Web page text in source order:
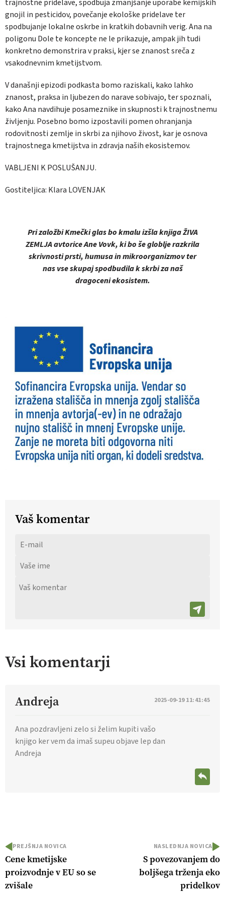
trajnostne pridelave, spodbuja zmanjšanje uporabe kemijskih
gnojil in pesticidov, povečanje ekološke pridelave ter
spodbujanje lokalne oskrbe in kratkih dobavnih verig. Ana na
poligonu Dole te koncepte ne le prikazuje, ampak jih tudi
konkretno demonstrira v praksi, kjer se znanost sreča z
vsakodnevnim kmetijstvom.
V današnji epizodi podkasta bomo raziskali, kako lahko
znanost, praksa in ljubezen do narave sobivajo, ter spoznali,
kako Ana navdihuje posameznike in skupnosti k trajnostnemu
življenju. Posebno bomo izpostavili pomen ohranjanja
rodovitnosti zemlje in skrbi za njihovo živost, kar je osnova
trajnostnega kmetijstva in zdravja naših ekosistemov.
VABLJENI K POSLUŠANJU.
Gostiteljica: Klara LOVENJAK
Pri založbi Kmečki glas bo kmalu izšla knjigaŽIVA
ZEMLJA avtorice Ane Vovk, ki bo še globlje razkrila
skrivnosti prsti, humusa in mikroorganizmov ter
nas vse skupaj spodbudila k skrbi za naš
dragoceni ekosistem.
Vaš komentar
Vsi komentarji
Andreja 2025-09-19 11:41:45
Ana pozdravljeni zelo si želim kupiti vašo
knjigo ker vem da imaš supeu objave lep dan
Andreja
PREJŠNJA NOVICA
Cene kmetijske
proizvodnje v EU so se
zvišale
NASLEDNJA NOVICA
S povezovanjem do
boljšega trženja eko
pridelkov